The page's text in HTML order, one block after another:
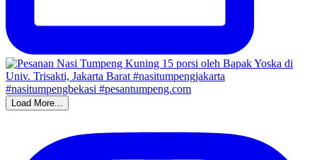
Load More...